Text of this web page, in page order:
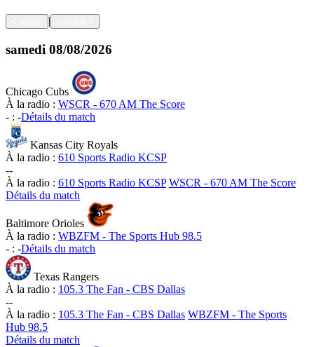
|
samedi 08/08/2026
Chicago Cubs
À la radio : WSCR - 670 AM The Score
- : -Détails du match
Kansas City Royals
À la radio : 610 Sports Radio KCSP
--
À la radio : 610 Sports Radio KCSP WSCR - 670 AM The Score
Détails du match
Baltimore Orioles
À la radio : WBZFM - The Sports Hub 98.5
- : -Détails du match
Texas Rangers
À la radio : 105.3 The Fan - CBS Dallas
--
À la radio : 105.3 The Fan - CBS Dallas WBZFM - The Sports
Hub 98.5
Détails du match